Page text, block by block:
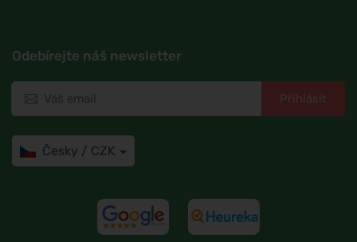
Odebírejte náš newsletter
Přihlásit
Česky / CZK